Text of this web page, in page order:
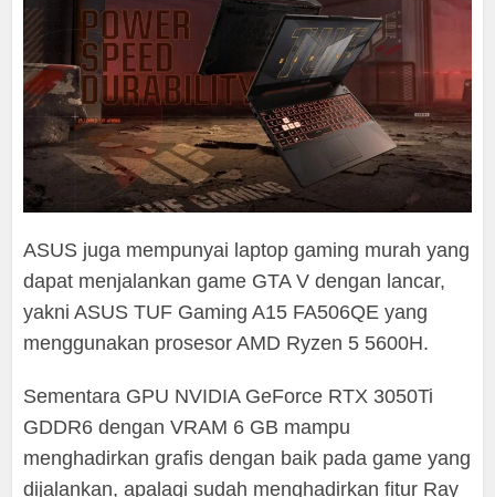
ASUS juga mempunyai laptop gaming murah yang
dapat menjalankan game GTA V dengan lancar,
yakni ASUS TUF Gaming A15 FA506QE yang
menggunakan prosesor AMD Ryzen 5 5600H.
Sementara GPU NVIDIA GeForce RTX 3050Ti
GDDR6 dengan VRAM 6 GB mampu
menghadirkan grafis dengan baik pada game yang
dijalankan, apalagi sudah menghadirkan fitur Ray